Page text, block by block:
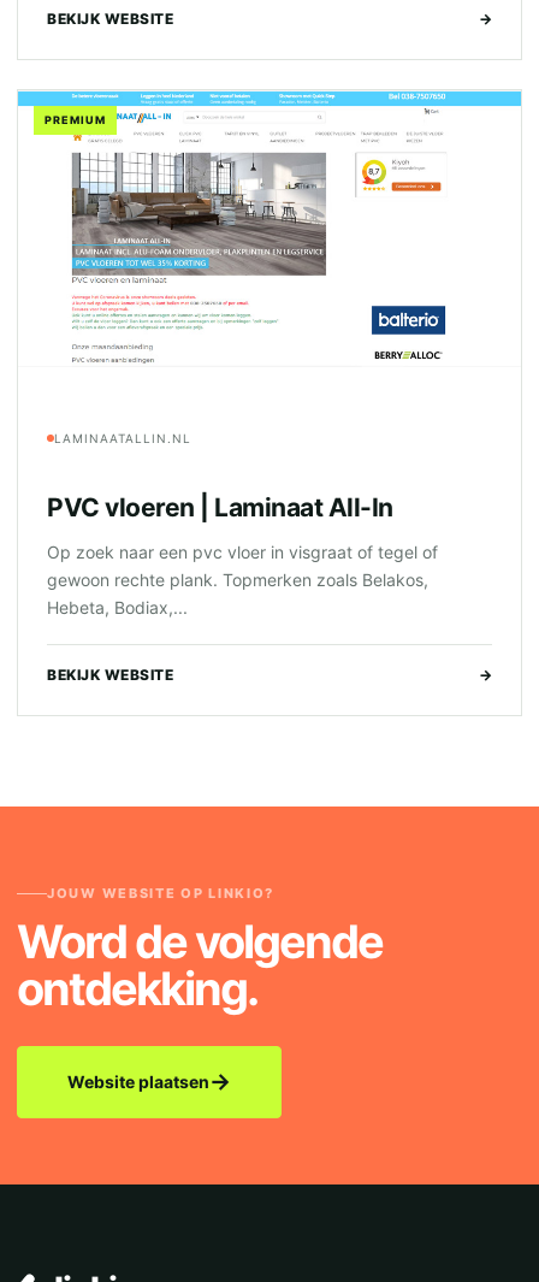
BEKIJK WEBSITE →
PREMIUM
LAMINAATALLIN.NL
PVC vloeren | Laminaat All-In
Op zoek naar een pvc vloer in visgraat of tegel of
gewoon rechte plank. Topmerken zoals Belakos,
Hebeta, Bodiax,...
BEKIJK WEBSITE →
JOUW WEBSITE OP LINKIO?
Word de volgende
ontdekking.
Website plaatsen→